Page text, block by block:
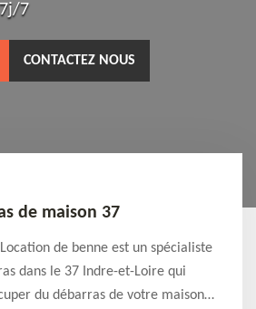
7
CONTACTEZ NOUS
de maison 37
de benne est un spécialiste
dans le 37 Indre-et-Loire qui
du débarras de votre maison